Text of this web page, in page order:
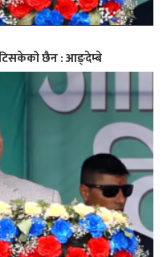
छैन : आङ्देम्बे